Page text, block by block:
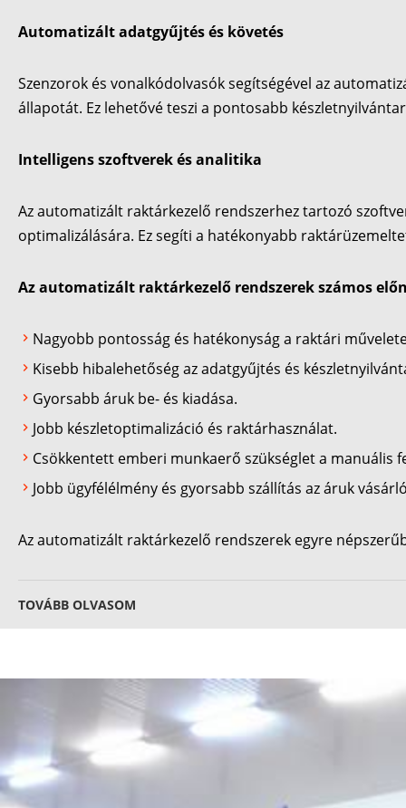
Automatizált adatgyűjtés és követés
Szenzorok és vonalkódolvasók segítségével az
állapotát. Ez lehetővé teszi a pontosabb
Intelligens szoftverek és analitika
Az automatizált raktárkezelő rendszerhez tartozó
optimalizálására. Ez segíti a hatékonyabb
Az automatizált raktárkezelő rendszerek számos
Nagyobb pontosság és hatékonyság a raktári
Kisebb hibalehetőség az adatgyűjtés és
Gyorsabb áruk be- és kiadása.
Jobb készletoptimalizáció és raktárhasználat.
Csökkentett emberi munkaerő szükséglet a manuális
Jobb ügyfélélmény és gyorsabb szállítás az áruk
Az automatizált raktárkezelő rendszerek egyre
TOVÁBB OLVASOM